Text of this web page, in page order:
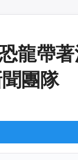
龍帶
團隊